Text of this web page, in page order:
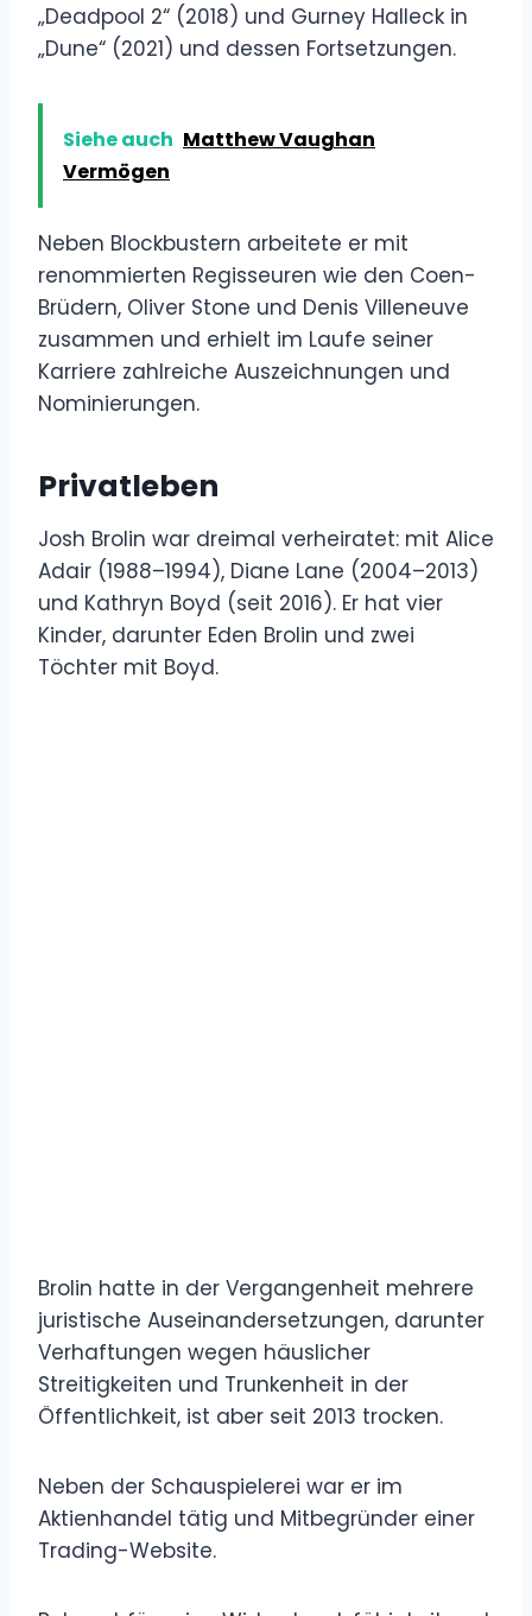
„Deadpool 2“ (2018) und Gurney Halleck in
„Dune“ (2021) und dessen Fortsetzungen.
Siehe auch Matthew Vaughan
Vermögen
Neben Blockbustern arbeitete er mit
renommierten Regisseuren wie den Coen-
Brüdern, Oliver Stone und Denis Villeneuve
zusammen und erhielt im Laufe seiner
Karriere zahlreiche Auszeichnungen und
Nominierungen.
Privatleben
Josh Brolin war dreimal verheiratet: mit Alice
Adair (1988–1994), Diane Lane (2004–2013)
und Kathryn Boyd (seit 2016). Er hat vier
Kinder, darunter Eden Brolin und zwei
Töchter mit Boyd.
Brolin hatte in der Vergangenheit mehrere
juristische Auseinandersetzungen, darunter
Verhaftungen wegen häuslicher
Streitigkeiten und Trunkenheit in der
Öffentlichkeit, ist aber seit 2013 trocken.
Neben der Schauspielerei war er im
Aktienhandel tätig und Mitbegründer einer
Trading-Website.